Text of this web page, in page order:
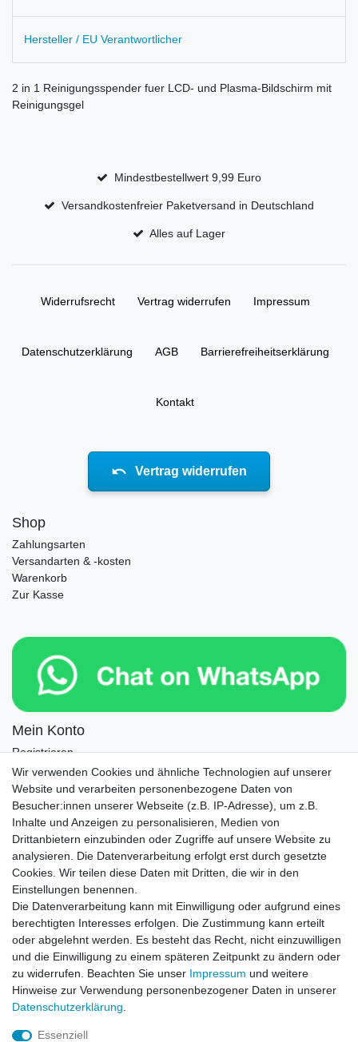
Hersteller / EU Verantwortlicher
2 in 1 Reinigungsspender fuer LCD- und Plasma-Bildschirm mit
Reinigungsgel
Mindestbestellwert 9,99 Euro
Versandkostenfreier Paketversand in Deutschland
Alles auf Lager
Widerrufs­recht Vertrag widerrufen Impressum
Daten­schutz­erklärung AGB Barrierefreiheitserklärung
Kontakt
Vertrag widerrufen
Shop
Zahlungsarten
Versandarten & -kosten
Warenkorb
Zur Kasse
Mein Konto
Registrieren
Login
Newsletter
E-MAIL **
Newsletter
Honig
Hiermit bestätige ich, dass ich die
Einwilligung kann ich jederzeit widerrufen.**
Abonnieren
** Hierbei handelt es sich um ein Pflichtfeld.
Wir verwenden Cookies und ähnliche Technologien auf unserer
Website und verarbeiten personenbezogene Daten von
Besucher:innen unserer Webseite (z.B. IP-Adresse), um z.B.
Inhalte und Anzeigen zu personalisieren, Medien von
Drittanbietern einzubinden oder Zugriffe auf unsere Website zu
analysieren. Die Datenverarbeitung erfolgt erst durch gesetzte
Cookies. Wir teilen diese Daten mit Dritten, die wir in den
Einstellungen benennen.
Die Datenverarbeitung kann mit Einwilligung oder aufgrund eines
berechtigten Interesses erfolgen. Die Zustimmung kann erteilt
oder abgelehnt werden. Es besteht das Recht, nicht einzuwilligen
und die Einwilligung zu einem späteren Zeitpunkt zu ändern oder
zu widerrufen. Beachten Sie unser Impressum und weitere
Hinweise zur Verwendung personenbezogener Daten in unserer
Daten­schutz­erklärung
Essenziell